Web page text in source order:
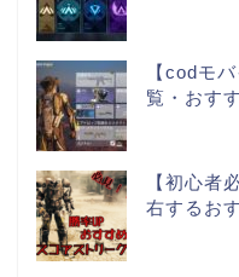
【codモ
覧・おす
【初心
右するお